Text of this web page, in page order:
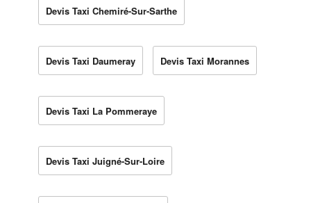
Devis Taxi Chemiré-Sur-Sarthe
Devis Taxi Daumeray Devis Taxi Morannes
Devis Taxi La Pommeraye
Devis Taxi Juigné-Sur-Loire